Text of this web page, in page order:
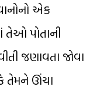
એક
તેઓ પોતાની
જણાવતા જોવા
તેમને ઊંચા